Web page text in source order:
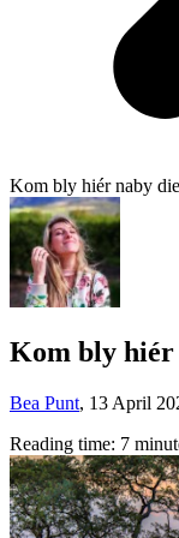
Kom bly hiér naby
Kom bly
Bea Punt, 13 April
Reading time: 7